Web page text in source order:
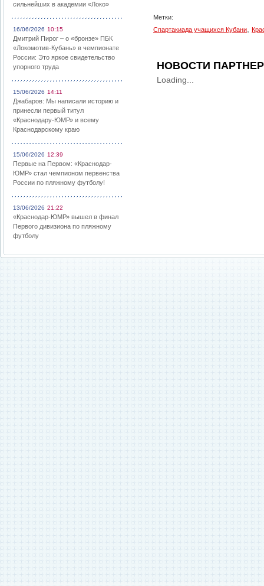
сильнейших в академии «Локо»
16/06/2026 10:15
Дмитрий Пирог – о «бронзе» ПБК
«Локомотив-Кубань» в чемпионате
России: Это яркое свидетельство
упорного труда
15/06/2026 14:11
Джабаров: Мы написали историю и
принесли первый титул
«Краснодару-ЮМР» и всему
Краснодарскому краю
15/06/2026 12:39
Первые на Первом: «Краснодар-
ЮМР» стал чемпионом первенства
России по пляжному футболу!
13/06/2026 21:22
«Краснодар-ЮМР» вышел в финал
Первого дивизиона по пляжному
футболу
Метки:
Спартакиада учащихся Кубани
НОВОСТИ
Loading...